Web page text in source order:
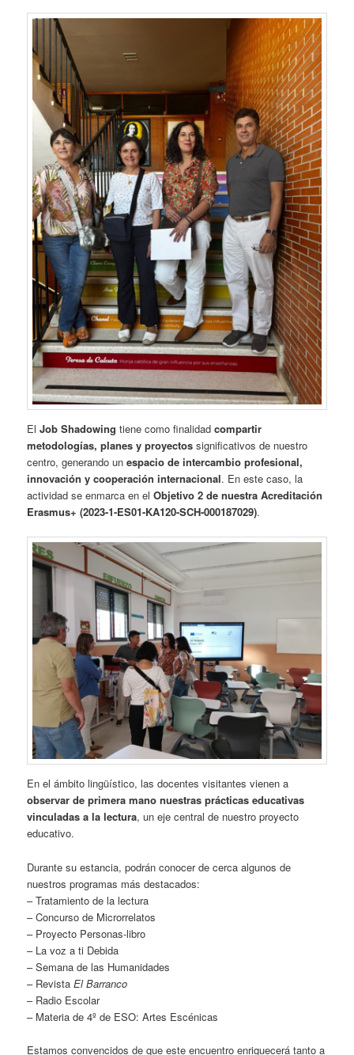
ElJob Shadowing tiene como finalidadcompartir
metodologías, planes y proyectos significativos de nuestro
centro, generando unespacio de intercambio profesional,
innovación y cooperación internacional. En este caso, la
actividad se enmarca en elObjetivo 2 de nuestra Acreditación
Erasmus+ (2023-1-ES01-KA120-SCH-000187029).
En el ámbito lingüístico, las docentes visitantes vienen a
observar de primera mano nuestras prácticas educativas
vinculadas a la lectura, un eje central de nuestro proyecto
educativo.
Durante su estancia, podrán conocer de cerca algunos de
nuestros programas más destacados:
– Tratamiento de la lectura
– Concurso de Microrrelatos
– Proyecto Personas-libro
– La voz a ti Debida
– Semana de las Humanidades
– RevistaEl Barranco
– Radio Escolar
– Materia de 4º de ESO: Artes Escénicas
Estamos convencidos de que este encuentro enriquecerá tanto a